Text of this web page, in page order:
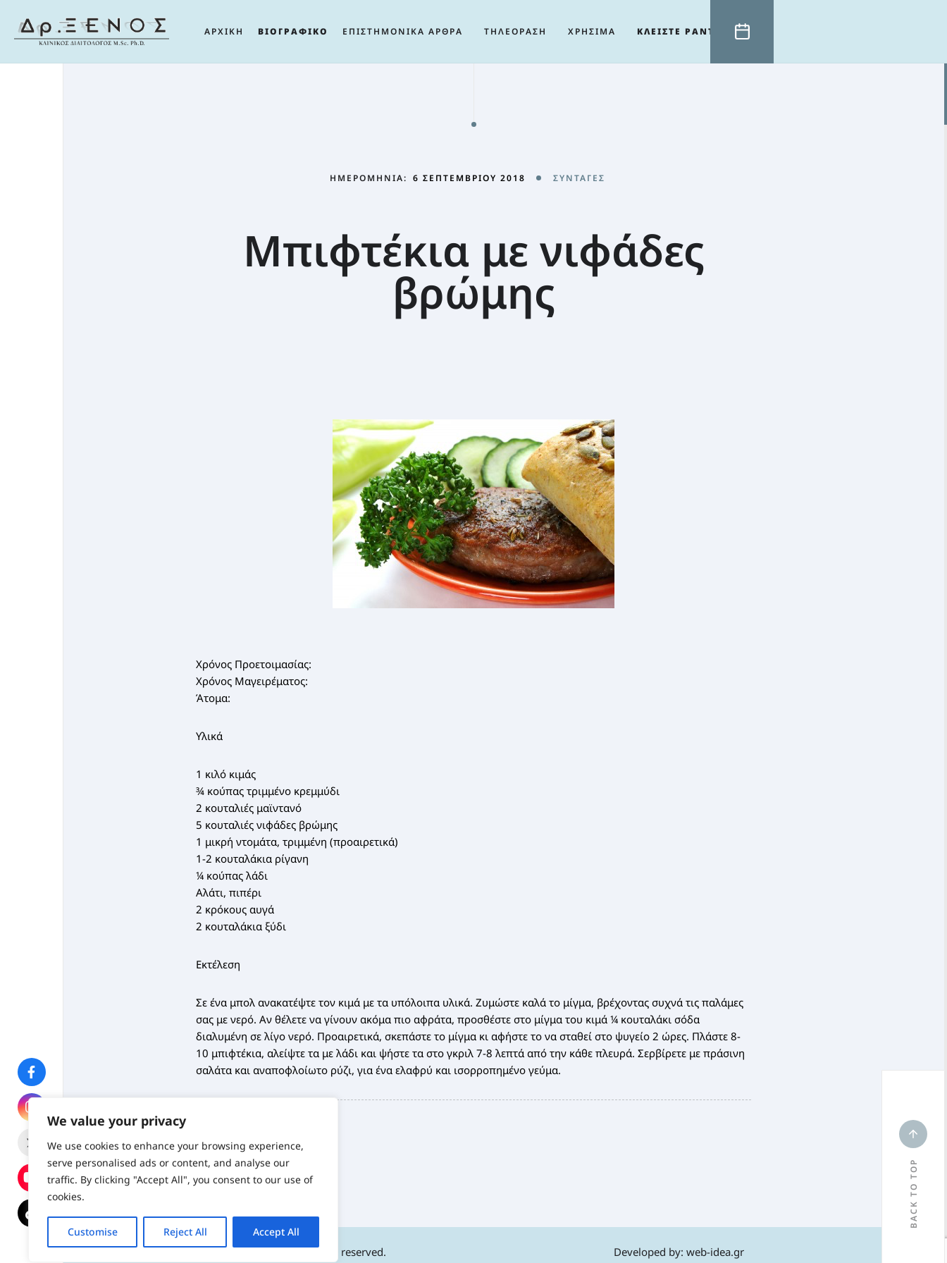
We value your privacy
We use cookies to enhance your browsing experience,
serve personalised ads or content, and analyse our
traffic. By clicking "Accept All", you consent to our use of
cookies.
Customise Reject All Accept All
ΑΡΧΙΚΗ ΒΙΟΓΡΑΦΙΚΟ ΕΠΙΣΤΗΜΟΝΙΚΑ ΑΡΘΡΑ ΤΗΛΕΟΡΑΣΗ ΧΡΗΣΙΜΑ ΚΛΕΙΣΤΕ ΡΑΝΤΕΒΟΥ
BACK TO TOP
ΗΜΕΡΟΜΗΝΊΑ: 6 ΣΕΠΤΕΜΒΡΊΟΥ 2018 ΣΥΝΤΑΓΈΣ
Μπιφτέκια με νιφάδες
βρώμης
Χρόνος Προετοιμασίας:
Χρόνος Μαγειρέματος:
Άτομα:
Υλικά
1 κιλό κιμάς
¾ κούπας τριμμένο κρεμμύδι
2 κουταλιές μαϊντανό
5 κουταλιές νιφάδες βρώμης
1 μικρή ντομάτα, τριμμένη (προαιρετικά)
1-2 κουταλάκια ρίγανη
¼ κούπας λάδι
Αλάτι, πιπέρι
2 κρόκους αυγά
2 κουταλάκια ξύδι
Εκτέλεση
Σε ένα μπολ ανακατέψτε τον κιμά με τα υπόλοιπα υλικά. Ζυμώστε καλά το μίγμα, βρέχοντας συχνά τις παλάμες
σας με νερό. Αν θέλετε να γίνουν ακόμα πιο αφράτα, προσθέστε στο μίγμα του κιμά ¼ κουταλάκι σόδα
διαλυμένη σε λίγο νερό. Προαιρετικά, σκεπάστε το μίγμα κι αφήστε το να σταθεί στο ψυγείο 2 ώρες. Πλάστε 8-
10 μπιφτέκια, αλείψτε τα με λάδι και ψήστε τα στο γκριλ 7-8 λεπτά από την κάθε πλευρά. Σερβίρετε με πράσινη
σαλάτα και αναποφλοίωτο ρύζι, για ένα ελαφρύ και ισορροπημένο γεύμα.
Share:
© 2025 kxenos.gr. All rights reserved. Developed by: web-idea.gr